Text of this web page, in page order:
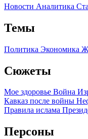
Новости Аналитика
Темы
Политика Экономика
Сюжеты
Мое здоровье Война
Кавказ после войны
Правила ислама
Персоны